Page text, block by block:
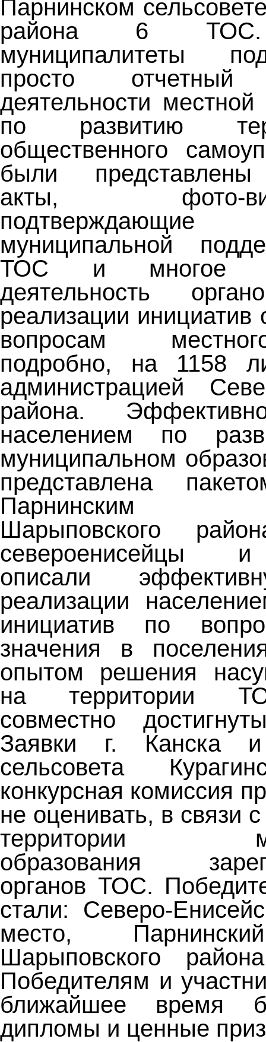
Парнинском
района 6 ТОС.
муниципалитеты
просто
деятельности
по развитию
общественного
были
акты, фото-
муниципальной
ТОС и многое
деятельность
реализации
вопросам
подробно, на 1158
администрацией
района.
населением по
муниципальном
представлена
Парнинским
Шарыповского
североенисейцы
описали
реализации
инициатив по
значения в
опытом решения
на территории
совместно
Заявки г. Канска и
сельсовета
конкурсная комиссия
не оценивать, в связи
территории
образования
органов ТОС.
стали: Северо-
место,
Шарыповского
Победителям и
ближайшее время
дипломы и ценные